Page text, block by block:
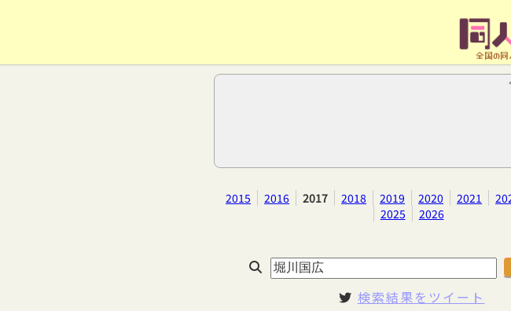
全国の同
2015 2016 2017 2018 2019 2020 2021
2025
2026
検索結果をツイート